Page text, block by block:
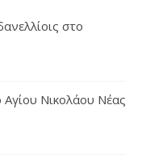
στο
Νικολάου Νέας